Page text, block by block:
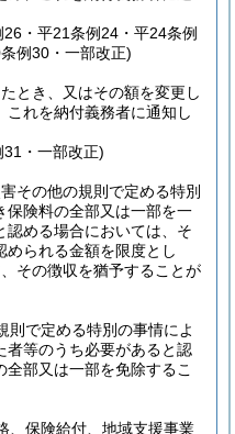
・平21条例24・平24条例
例30・一部改正)
とき、又はその額を変更し
これを納付義務者に通知し
・一部改正)
その他の規則で定める特別
保険料の全部又は一部を一
認める場合においては、そ
られる金額を限度とし
その徴収を猶予することが
則で定める特別の事情によ
者等のうち必要があると認
部又は一部を免除するこ
、保険給付、地域支援事業